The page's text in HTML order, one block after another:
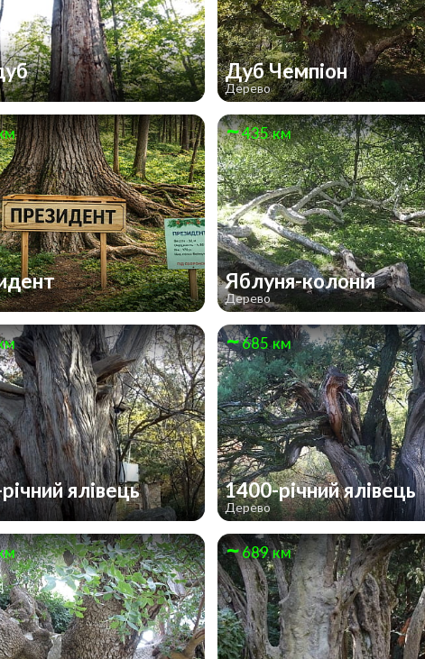
Дуб Чемпіон
Дерево
435 км
Яблуня-колонія
Дерево
ялівець
685 км
1400-річний ялівець
Дерево
689 км